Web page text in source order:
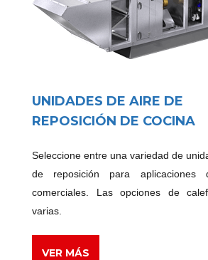
UNIDADES DE AIRE DE
REPOSICIÓN DE COCINA
Seleccione entre una variedad de
de reposición para aplicaciones
comerciales. Las opciones de
varias.
VER MÁS